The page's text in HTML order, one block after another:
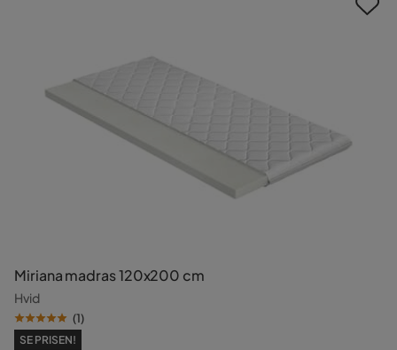
Miriana madras 120x200 cm
Hvid
(1)
SE PRISEN!